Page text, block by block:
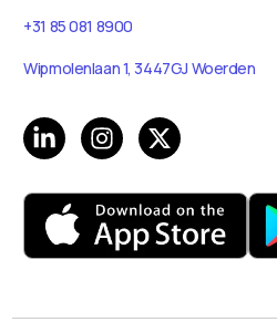
+31 85 081 8900
Wipmolenlaan 1, 3447GJ Woerden